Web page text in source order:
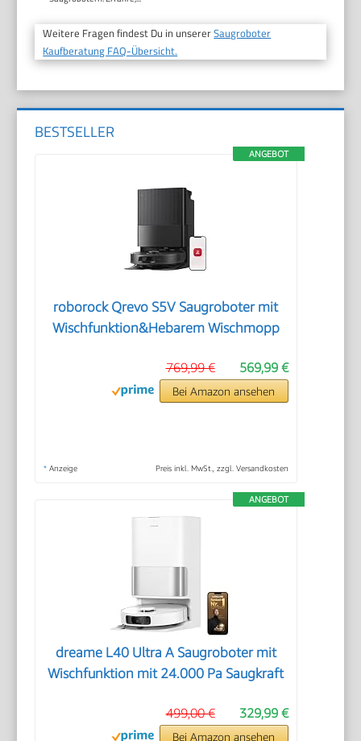
Weitere Fragen findest Du in unsererSaugroboter
Kaufberatung FAQ-Übersicht.
BESTSELLER
ANGEBOT
roborock Qrevo S5V Saugroboter mit
Wischfunktion&Hebarem Wischmopp
569,99 €
769,99 €
Bei Amazon ansehen
* Anzeige Preis inkl. MwSt., zzgl. Versandkosten
ANGEBOT
dreame L40 Ultra A Saugroboter mit
Wischfunktion mit 24.000 Pa Saugkraft
329,99 €
499,00 €
Bei Amazon ansehen